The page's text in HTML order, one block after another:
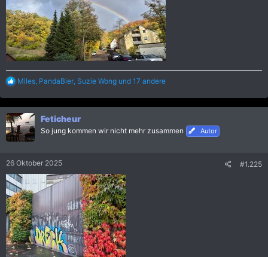
R
a
k
t
i
o
n
:
Miles PandaBier Suzie Wong und 17 andere
Feticheur
So jung kommen wir nicht mehr zusammen Autor
26 Oktober 2025 #1.225